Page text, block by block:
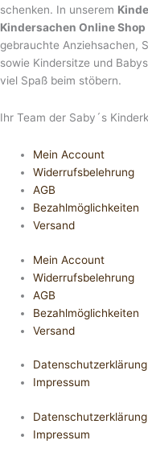
schenken. In unserem
Kindersachen Online Shop
gebrauchte Anziehsachen,
sowie Kindersitze und
viel Spaß beim stöbern.
Ihr Team der Saby´s
Mein Account
Widerrufsbelehrung
AGB
Bezahlmöglichkeiten
Versand
Mein Account
Widerrufsbelehrung
AGB
Bezahlmöglichkeiten
Versand
Datenschutzerklärung
Impressum
Datenschutzerklärung
Impressum